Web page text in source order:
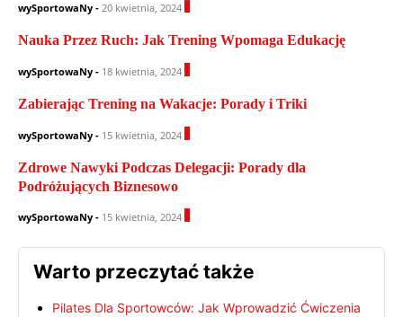
wySportowaNy - 20 kwietnia, 2024
Nauka Przez Ruch: Jak Trening Wpomaga Edukację
wySportowaNy - 18 kwietnia, 2024
Zabierając Trening na Wakacje: Porady i Triki
wySportowaNy - 15 kwietnia, 2024
Zdrowe Nawyki Podczas Delegacji: Porady dla
Podróżujących Biznesowo
wySportowaNy - 15 kwietnia, 2024
Warto przeczytać także
Pilates Dla Sportowców: Jak Wprowadzić Ćwiczenia